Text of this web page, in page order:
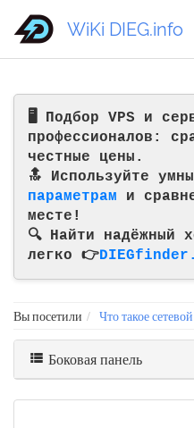
🖥️ Подбор VPS и
профессионалов:
честные цены.
🔝 Используйте
параметрам и
месте!
🔍 Найти надёжный
легко 👉
WiKi DIEG.info
Вы посетили Что такое
Боковая панель